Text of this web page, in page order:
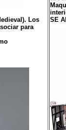
Los
para
SE